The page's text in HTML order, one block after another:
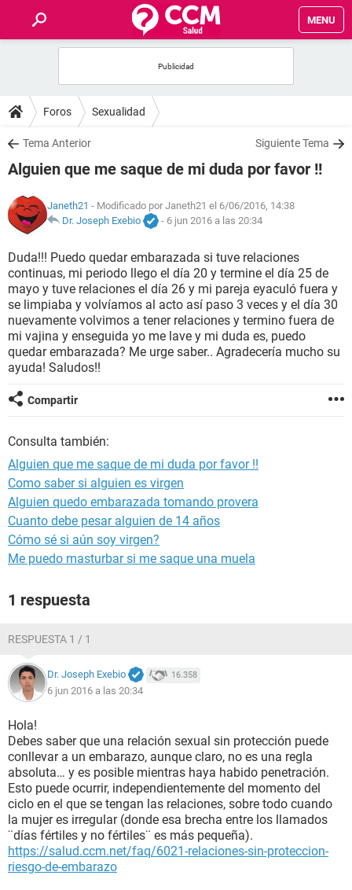
MENU
FOROS
SALUD
FAMILIA
NUTRICIÓN
BIENESTAR
SEXUALIDAD
GLOSARIO
Foros Sexualidad
Tema Anterior Siguiente Tema
Alguien que me saque de mi duda por favor !!
Janeth21 - Modificado por Janeth21 el 6/06/2016, 14:38
Dr. Joseph Exebio
- 6 jun 2016 a las 20:34
Duda!!! Puedo quedar embarazada si tuve relaciones
continuas, mi periodo llego el día 20 y termine el día 25 de
mayo y tuve relaciones el día 26 y mi pareja eyaculó fuera y
se limpiaba y volvíamos al acto así paso 3 veces y el día 30
nuevamente volvimos a tener relaciones y termino fuera de
mi vajina y enseguida yo me lave y mi duda es, puedo
quedar embarazada? Me urge saber.. Agradecería mucho su
ayuda! Saludos!!
Compartir
Consulta también:
Alguien que me saque de mi duda por favor !!
Como saber si alguien es virgen
Alguien quedo embarazada tomando provera
Cuanto debe pesar alguien de 14 años
Cómo sé si aún soy virgen?
Me puedo masturbar si me saque una muela
1 respuesta
RESPUESTA 1 / 1
Dr. Joseph Exebio 16.358
6 jun 2016 a las 20:34
Hola!
Debes saber que una relación sexual sin protección puede
conllevar a un embarazo, aunque claro, no es una regla
absoluta… y es posible mientras haya habido penetración.
Esto puede ocurrir, independientemente del momento del
ciclo en el que se tengan las relaciones, sobre todo cuando
la mujer es irregular (donde esa brecha entre los llamados
¨días fértiles y no fértiles¨ es más pequeña).
https://salud.ccm.net/faq/6021-relaciones-sin-proteccion-
riesgo-de-embarazo